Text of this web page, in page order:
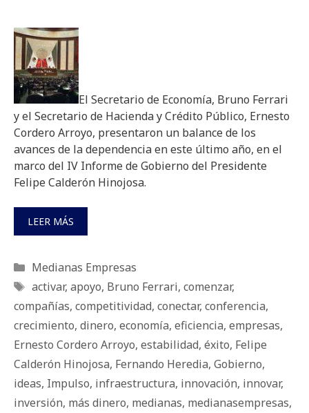
El Secretario de Economía, Bruno Ferrari
y el Secretario de Hacienda y Crédito Público, Ernesto
Cordero Arroyo, presentaron un balance de los
avances de la dependencia en este último año, en el
marco del IV Informe de Gobierno del Presidente
Felipe Calderón Hinojosa.
LEER MÁS
Categorías
Medianas Empresas
Etiquetas
activar, apoyo, Bruno Ferrari, comenzar,
compañías, competitividad, conectar, conferencia,
crecimiento, dinero, economía, eficiencia, empresas,
Ernesto Cordero Arroyo, estabilidad, éxito, Felipe
Calderón Hinojosa, Fernando Heredia, Gobierno,
ideas, Impulso, infraestructura, innovación, innovar,
inversión, más dinero, medianas, medianasempresas,